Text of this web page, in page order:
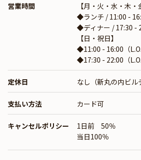
営業時間
【月・火・水・木・
◆ランチ / 11:00 -
◆ディナー / 17:30 -
【日・祝日】
◆11:00 - 16:00（L.O.
◆17:30 - 22:00（L.O.
定休日 なし（新丸の内ビル
支払い方法 カード可
キャンセルポリシー
1日前 50％
当日100％